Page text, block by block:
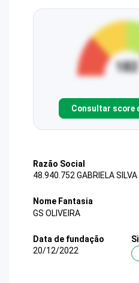
Consultar score
Razão Social
48.940.752 GABRIELA SILVA
Nome Fantasia
GS OLIVEIRA
Data de fundação
20/12/2022